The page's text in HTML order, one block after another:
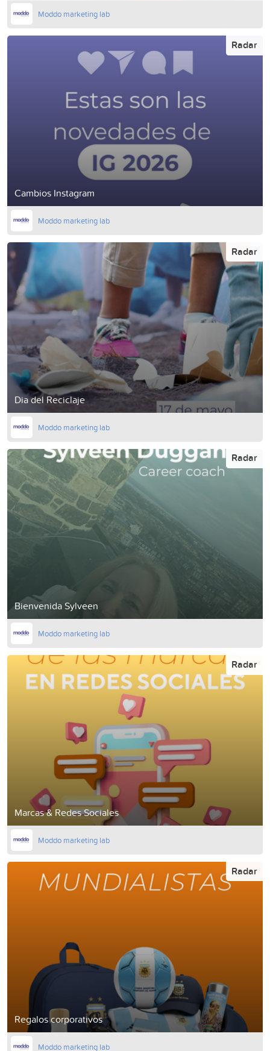
Moddo marketing lab
Cambios Instagram
Radar
Moddo marketing lab
Dia del Reciclaje
Radar
Moddo marketing lab
Bienvenida Sylveen
Radar
Moddo marketing lab
Marcas & Redes Sociales
Radar
Moddo marketing lab
Regalos corporativos
Radar
Moddo marketing lab